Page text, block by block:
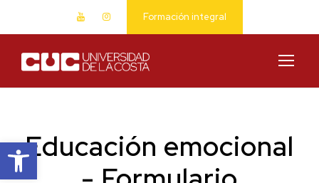
Abrir barra de herramientas
Formación integral
Educación emocional